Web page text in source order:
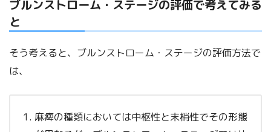
ブルンストローム・ステージの評価で考えてみる
と
そう考えると、ブルンストローム・ステージの評価方法で
は、
麻痺の種類においては中枢性と末梢性でその形態